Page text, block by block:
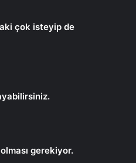
çok isteyip de
gerekiyor.